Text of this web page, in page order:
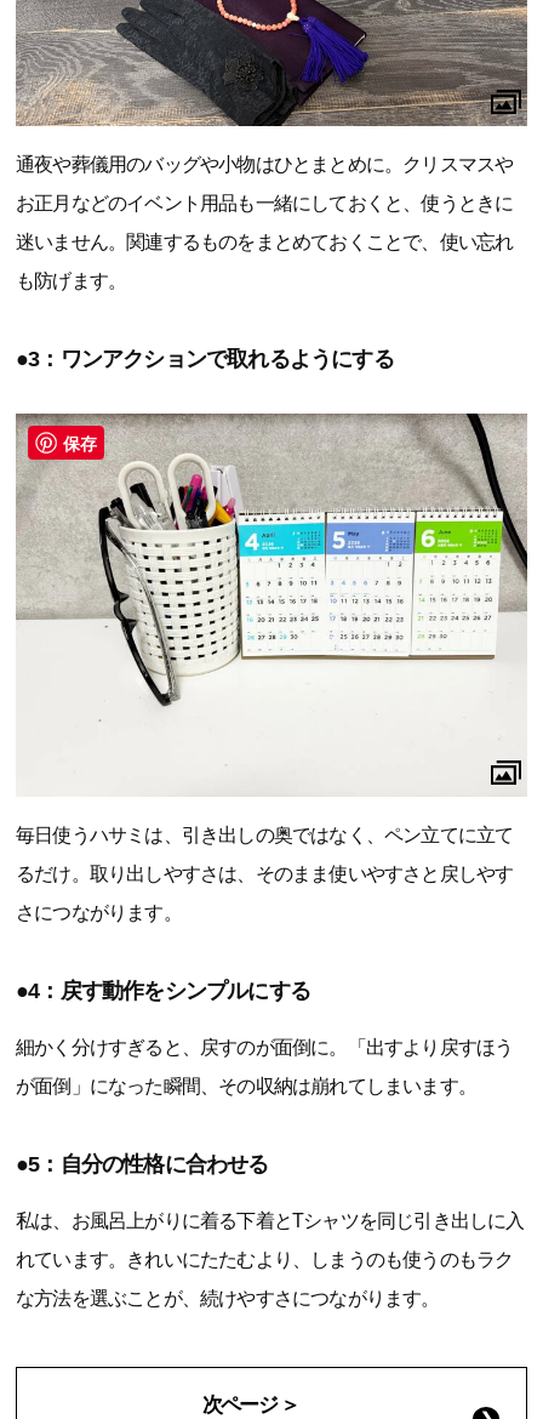
通夜や葬儀用のバッグや小物はひとまとめに。クリスマスや
お正月などのイベント用品も一緒にしておくと、使うときに
迷いません。関連するものをまとめておくことで、使い忘れ
も防げます。
●3：ワンアクションで取れるようにする
毎日使うハサミは、引き出しの奥ではなく、ペン立てに立て
るだけ。取り出しやすさは、そのまま使いやすさと戻しやす
さにつながります。
●4：戻す動作をシンプルにする
細かく分けすぎると、戻すのが面倒に。「出すより戻すほう
が面倒」になった瞬間、その収納は崩れてしまいます。
●5：自分の性格に合わせる
私は、お風呂上がりに着る下着とTシャツを同じ引き出しに入
れています。きれいにたたむより、しまうのも使うのもラク
な方法を選ぶことが、続けやすさにつながります。
次ページ ＞
保存